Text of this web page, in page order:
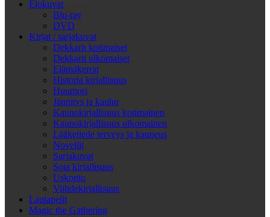
Elokuvat
Blu-ray
DVD
Kirjat / sarjakuvat
Dekkarit kotimaiset
Dekkarit ulkomaiset
Elämäkerrat
Historia kirjallisuus
Huumori
Jännitys ja kauhu
Kaunokirjallisuus kotimainen
Kaunokirjallisuus ulkomainen
Lääketiede terveys ja kauneus
Novellit
Sarjakuvat
Sota kirjallisuus
Uskonto
Viihdekirjallisuus
Lautapelit
Magic the Gathering